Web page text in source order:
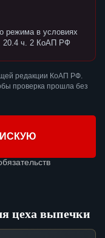
режима в условиях
20.4 ч. 2 КоАП РФ
редакции КоАП РФ.
проверка прошла без
цеха выпечки